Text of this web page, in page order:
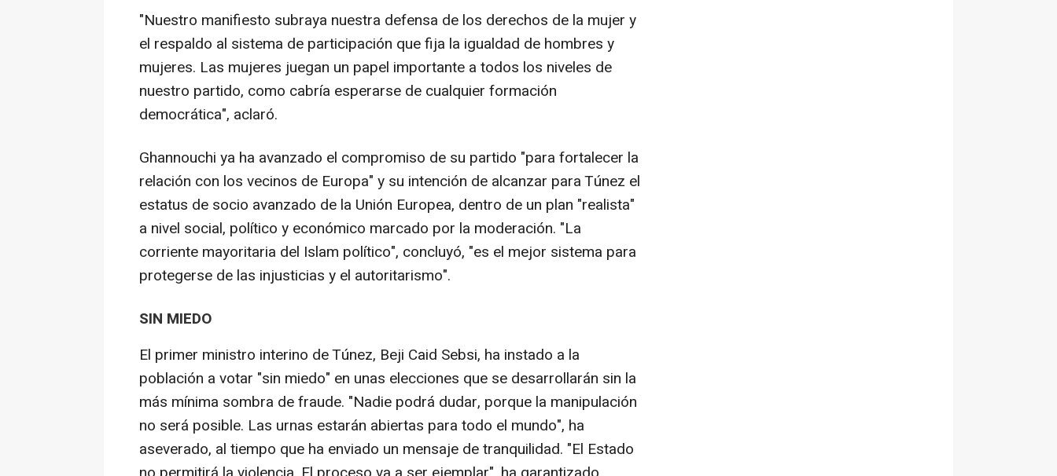
"Nuestro manifiesto subraya nuestra defensa de los derechos de la mujer y
el respaldo al sistema de participación que fija la igualdad de hombres y
mujeres. Las mujeres juegan un papel importante a todos los niveles de
nuestro partido, como cabría esperarse de cualquier formación
democrática", aclaró.
Ghannouchi ya ha avanzado el compromiso de su partido "para fortalecer la
relación con los vecinos de Europa" y su intención de alcanzar para Túnez el
estatus de socio avanzado de la Unión Europea, dentro de un plan "realista"
a nivel social, político y económico marcado por la moderación. "La
corriente mayoritaria del Islam político", concluyó, "es el mejor sistema para
protegerse de las injusticias y el autoritarismo".
SIN MIEDO
El primer ministro interino de Túnez, Beji Caid Sebsi, ha instado a la
población a votar "sin miedo" en unas elecciones que se desarrollarán sin la
más mínima sombra de fraude. "Nadie podrá dudar, porque la manipulación
no será posible. Las urnas estarán abiertas para todo el mundo", ha
aseverado, al tiempo que ha enviado un mensaje de tranquilidad. "El Estado